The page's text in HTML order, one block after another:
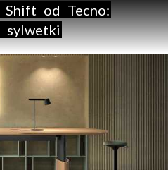
Shift od Tecno:
sylwetki